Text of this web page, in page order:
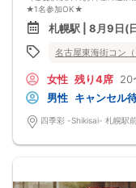
★1名参加OK★
他の1名参加の方とペアにな
基本的には２：２のグループ
（１：１でのトークはござい
★プロフィールカードによ
なんてことは絶対ありません
プロフィールカードを活用し
★完全着席型・連絡先交換は
完全着席型で席替えはできる
席替えの５分前には連絡先
札幌駅 | 8月9日(
名古屋東海街コン（
女性 残り4席 20
男性 キャンセル
四季彩 -Shikisai- 札幌駅